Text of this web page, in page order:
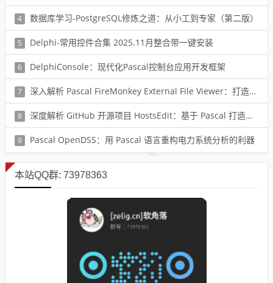
阅读：2158
4 数据库学习-PostgreSQL修炼之道：从小工到专家（第二版）
5 Delphi-常用控件合集 2025.11月整合带一键安装
阅读：1784
6 DelphiConsole：现代化Pascal控制台应用开发框架
阅读：432
7 深入解析 Pascal FireMonkey External File Viewer：打造万能文档预览功能的终极指南与实战代码示例
阅读：658
8 深度解析 GitHub 开源项目 HostsEdit：基于 Pascal 打造的高效 hosts 文件管理工具，告别手动编辑错误，一键优化网络映射，开发者与极客不可错过的系统运维神器
阅读：319
9 Pascal OpenDSS：用 Pascal 语言重构电力系统分析的利器
本站QQ群: 73978363